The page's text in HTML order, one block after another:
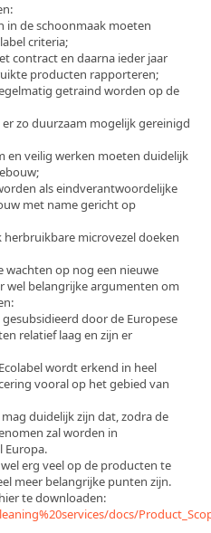
in de schoonmaak moeten
criteria;
contract en daarna ieder jaar
producten rapporteren;
getraind worden op de
zo duurzaam mogelijk gereinigd
en veilig werken moeten duidelijk
als eindverantwoordelijke
met name gericht op
microvezel doeken
wachten op nog een nieuwe
wel belangrijke argumenten om
door de Europese
relatief laag en zijn er
wordt erkend in heel
vooral op het gebied van
duidelijk zijn dat, zodra de
zal worden in
Europa.
erg veel op de producten te
meer belangrijke punten zijn.
te downloaden:
docs/